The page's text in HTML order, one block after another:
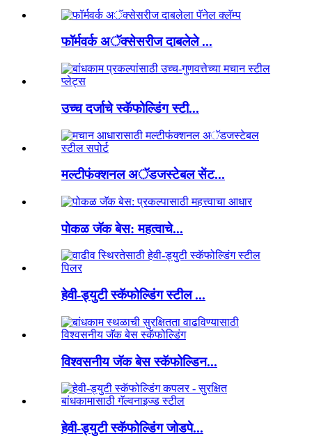
फॉर्मवर्क अॅक्सेसरीज दाबलेले ...
उच्च दर्जाचे स्कॅफोल्डिंग स्टी...
मल्टीफंक्शनल अॅडजस्टेबल सेंट...
पोकळ जॅक बेस: महत्वाचे...
हेवी-ड्युटी स्कॅफोल्डिंग स्टील ...
विश्वसनीय जॅक बेस स्कॅफोल्डिन...
हेवी-ड्युटी स्कॅफोल्डिंग जोडपे...